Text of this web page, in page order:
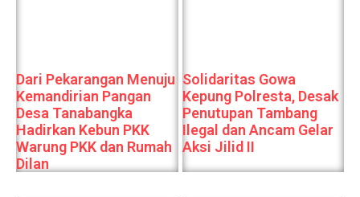
Dari Pekarangan Menuju
Kemandirian Pangan
Desa Tanabangka
Hadirkan Kebun PKK
Warung PKK dan Rumah
Dilan
Solidaritas Gowa
Kepung Polresta, Desak
Penutupan Tambang
Ilegal dan Ancam Gelar
Aksi Jilid II